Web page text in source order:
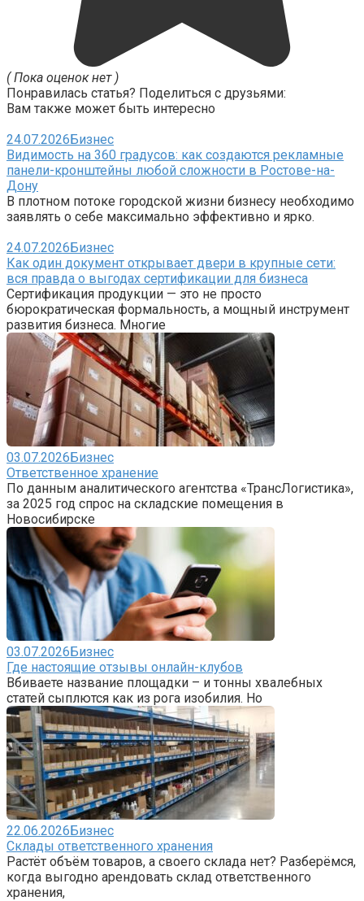
( Пока оценок нет )
Понравилась статья? Поделиться с друзьями:
Вам также может быть интересно
24.07.2026Бизнес
Видимость на 360 градусов: как создаются рекламные
панели-кронштейны любой сложности в Ростове-на-
Дону
В плотном потоке городской жизни бизнесу необходимо
заявлять о себе максимально эффективно и ярко.
24.07.2026Бизнес
Как один документ открывает двери в крупные сети:
вся правда о выгодах сертификации для бизнеса
Сертификация продукции — это не просто
бюрократическая формальность, а мощный инструмент
развития бизнеса. Многие
03.07.2026Бизнес
Ответственное хранение
По данным аналитического агентства «ТрансЛогистика»,
за 2025 год спрос на складские помещения в
Новосибирске
03.07.2026Бизнес
Где настоящие отзывы онлайн-клубов
Вбиваете название площадки – и тонны хвалебных
статей сыплются как из рога изобилия. Но
22.06.2026Бизнес
Склады ответственного хранения
Растёт объём товаров, а своего склада нет? Разберёмся,
когда выгодно арендовать склад ответственного
хранения,